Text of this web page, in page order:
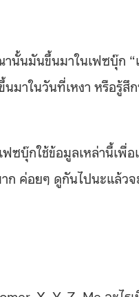
นั้นมันขึ้นมาในเฟซบุ๊ก
นมาในวันที่เหงา หรือรู้สึ
ซบุ๊กใช้ข้อมูลเหล่านี้เพื่
ค่อยๆ ดูกันไปนะแล้ว